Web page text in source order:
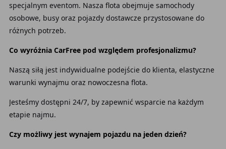
specjalnym eventom. Nasza flota obejmuje samochody
osobowe, busy oraz pojazdy dostawcze przystosowane do
różnych potrzeb.
Co wyróżnia CarFree pod względem profesjonalizmu?
Naszą siłą jest indywidualne podejście do klienta, elastyczne
warunki wynajmu oraz nowoczesna flota.
Jesteśmy dostępni 24/7, by zapewnić wsparcie na każdym
etapie najmu.
Czy możliwy jest wynajem pojazdu na jeden dzień?